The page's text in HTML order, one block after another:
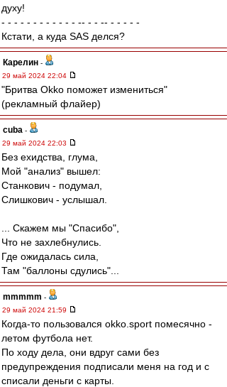
духу!
- - - - - - - - - - - - -- - - -- - - - - -
Кстати, а куда SAS делся?
Карелин -
29 май 2024 22:04
"Бритва Okko поможет измениться"
(рекламный флайер)
cuba -
29 май 2024 22:03
Без ехидства, глума,
Мой "анализ" вышел:
Станкович - подумал,
Слишкович - услышал.
... Скажем мы "Спасибо",
Что не захлебнулись.
Где ожидалась сила,
Там "баллоны сдулись"...
mmmmm -
29 май 2024 21:59
Когда-то пользовался okko.sport помесячно -
летом футбола нет.
По ходу дела, они вдруг сами без
предупреждения подписали меня на год и с
списали деньги с карты.